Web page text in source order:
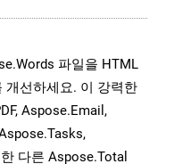
파일을 HTML
개선하세요. 이 강력한
Aspose.Email,
다른 Aspose.Total